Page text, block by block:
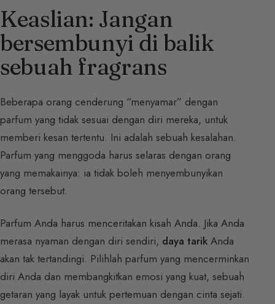
Keaslian: Jangan
bersembunyi di balik
sebuah fragrans
Beberapa orang cenderung “menyamar” dengan
parfum yang tidak sesuai dengan diri mereka, untuk
memberi kesan tertentu. Ini adalah sebuah kesalahan.
Parfum yang menggoda harus selaras dengan orang
yang memakainya: ia tidak boleh menyembunyikan
orang tersebut.
Parfum Anda harus menceritakan kisah Anda. Jika Anda
merasa nyaman dengan diri sendiri, daya tarik Anda
akan tak tertandingi. Pilihlah parfum yang mencerminkan
diri Anda dan membangkitkan emosi yang kuat, sebuah
getaran yang layak untuk pertemuan dengan cinta sejati.